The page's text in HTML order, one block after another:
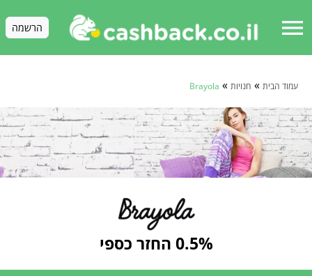
menu הרשמה
עמוד הבית » חנויות »
Brayola
0.5% החזר כספי